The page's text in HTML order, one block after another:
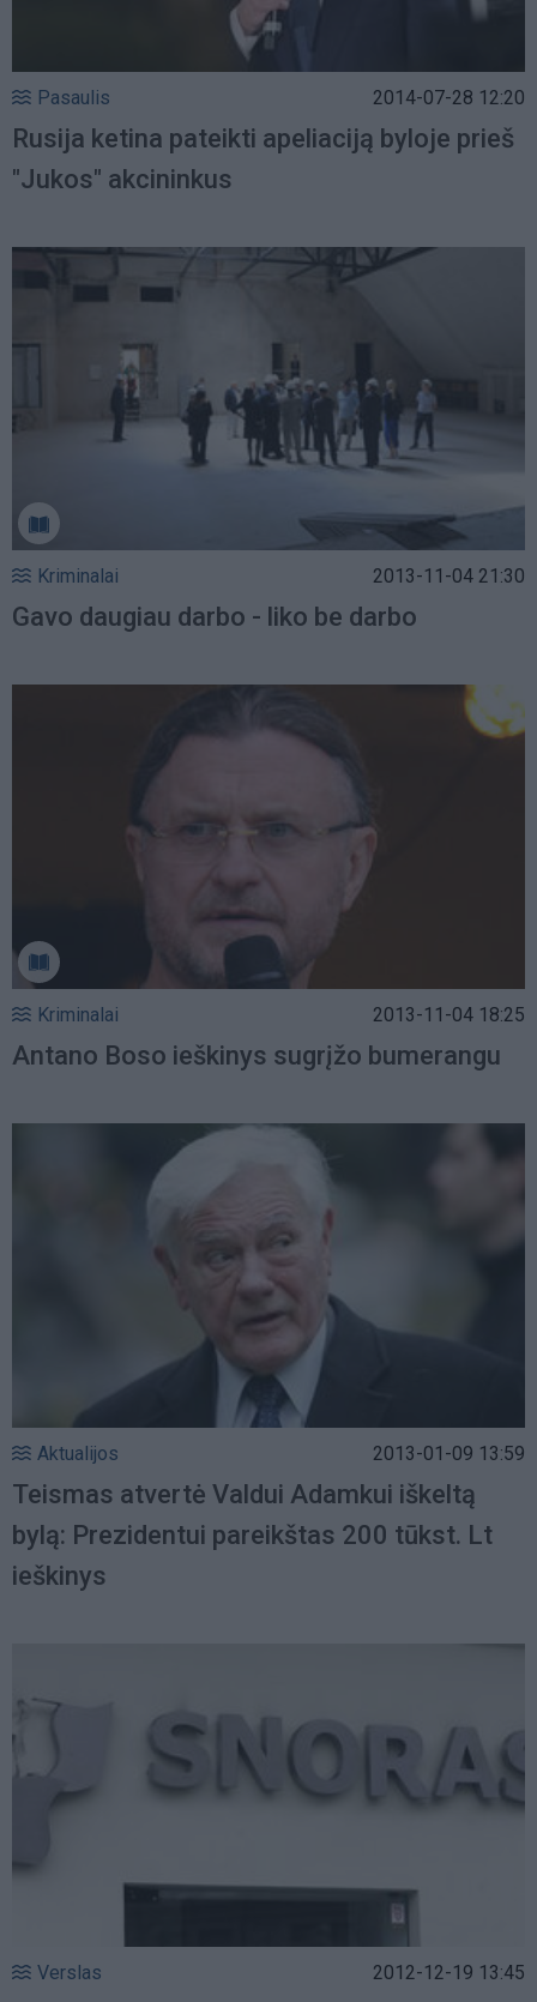
Pasaulis 2014-07-28 12:20
Rusija ketina pateikti apeliaciją byloje prieš
"Jukos" akcininkus
Kriminalai 2013-11-04 21:30
Gavo daugiau darbo - liko be darbo
Kriminalai 2013-11-04 18:25
Antano Boso ieškinys sugrįžo bumerangu
Aktualijos 2013-01-09 13:59
Teismas atvertė Valdui Adamkui iškeltą
bylą: Prezidentui pareikštas 200 tūkst. Lt
ieškinys
Verslas 2012-12-19 13:45